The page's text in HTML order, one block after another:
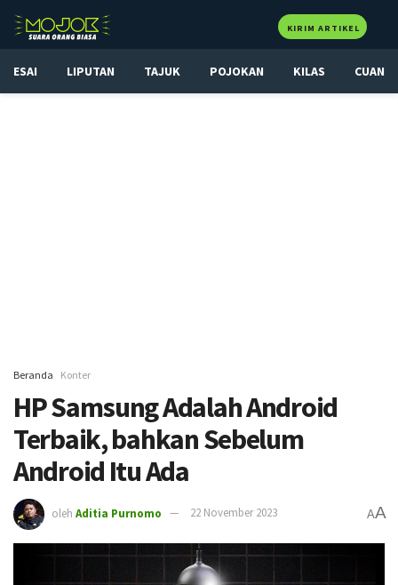
KIRIM ARTIKEL
ESAI LIPUTAN TAJUK POJOKAN KILAS CUAN
Beranda Konter
HP Samsung Adalah Android
Terbaik, bahkan Sebelum
Android Itu Ada
oleh Aditia Purnomo 22 November 2023 AA